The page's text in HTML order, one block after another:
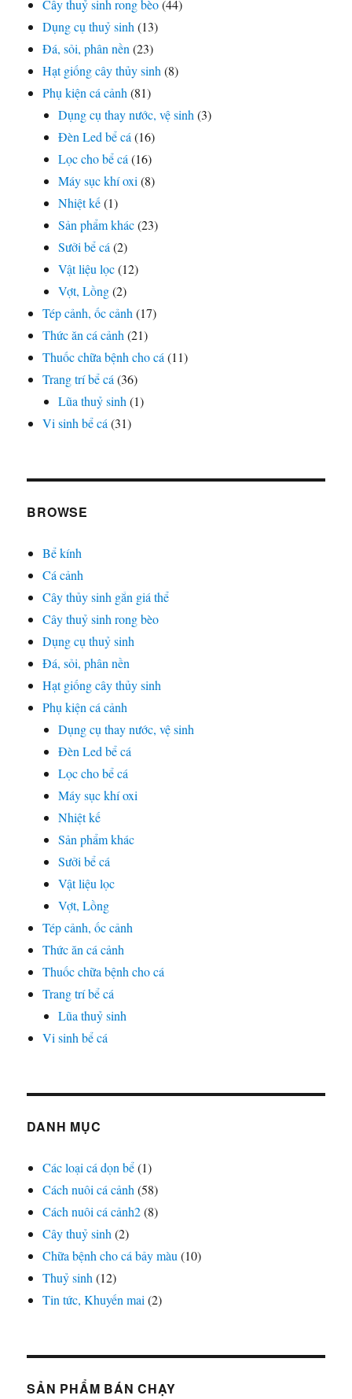
Cây thuỷ sinh rong bèo (44)
Dụng cụ thuỷ sinh (13)
Đá, sỏi, phân nền (23)
Hạt giống cây thủy sinh (8)
Phụ kiện cá cảnh (81)
Dụng cụ thay nước, vệ sinh (3)
Đèn Led bể cá (16)
Lọc cho bể cá (16)
Máy sục khí oxi (8)
Nhiệt kế (1)
Sản phẩm khác (23)
Sưởi bể cá (2)
Vật liệu lọc (12)
Vợt, Lồng (2)
Tép cảnh, ốc cảnh (17)
Thức ăn cá cảnh (21)
Thuốc chữa bệnh cho cá (11)
Trang trí bể cá (36)
Lũa thuỷ sinh (1)
Vi sinh bể cá (31)
BROWSE
Bể kính
Cá cảnh
Cây thủy sinh gắn giá thể
Cây thuỷ sinh rong bèo
Dụng cụ thuỷ sinh
Đá, sỏi, phân nền
Hạt giống cây thủy sinh
Phụ kiện cá cảnh
Dụng cụ thay nước, vệ sinh
Đèn Led bể cá
Lọc cho bể cá
Máy sục khí oxi
Nhiệt kế
Sản phẩm khác
Sưởi bể cá
Vật liệu lọc
Vợt, Lồng
Tép cảnh, ốc cảnh
Thức ăn cá cảnh
Thuốc chữa bệnh cho cá
Trang trí bể cá
Lũa thuỷ sinh
Vi sinh bể cá
DANH MỤC
Các loại cá dọn bể(1)
Cách nuôi cá cảnh(58)
Cách nuôi cá cảnh2(8)
Cây thuỷ sinh(2)
Chữa bệnh cho cá bảy màu(10)
Thuỷ sinh(12)
Tin tức, Khuyến mai(2)
SẢN PHẨM BÁN CHẠY